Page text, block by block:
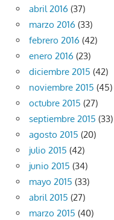
abril 2016 (37)
marzo 2016 (33)
febrero 2016 (42)
enero 2016 (23)
diciembre 2015 (42)
noviembre 2015 (45)
octubre 2015 (27)
septiembre 2015 (33)
agosto 2015 (20)
julio 2015 (42)
junio 2015 (34)
mayo 2015 (33)
abril 2015 (27)
marzo 2015 (40)